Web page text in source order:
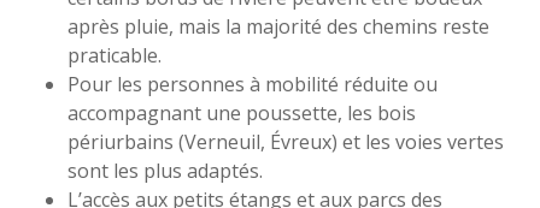
après pluie, mais la majorité des chemins reste
praticable.
Pour les personnes à mobilité réduite ou
accompagnant une poussette, les bois
périurbains (Verneuil, Évreux) et les voies vertes
sont les plus adaptés.
L’accès aux petits étangs et aux parcs des